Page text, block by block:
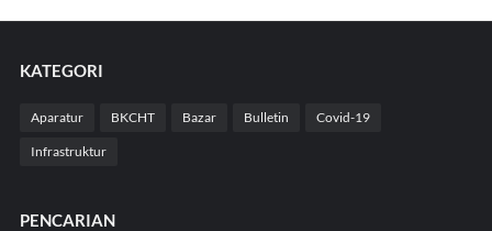
KATEGORI
Aparatur BKCHT Bazar Bulletin Covid-19
Infrastruktur
PENCARIAN